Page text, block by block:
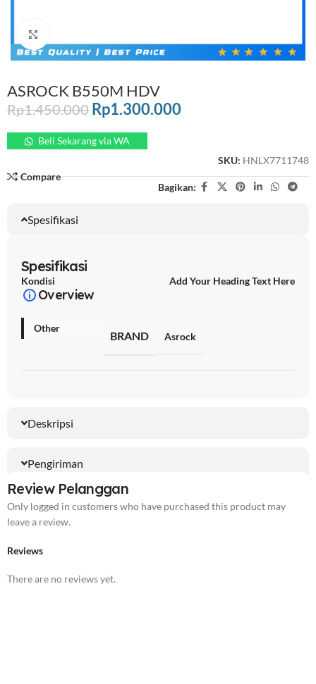
ASROCK B550M HDV
Rp1.450.000 Rp1.300.000
Beli Sekarang via WA
SKU: HNLX7711748
Compare
Bagikan:
Spesifikasi
Spesifikasi
Kondisi Add Your Heading Text Here
Overview
Other
BRAND Asrock
Deskripsi
Pengiriman
Review Pelanggan
Reviews
There are no reviews yet.
Only logged in customers who have purchased this product may
leave a review.